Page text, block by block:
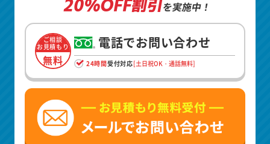
20%OFF割引を実施中！
ご相談
お見積もり
無料
電話でお問い合わせ
24時間受付対応[土日祝OK・通話無料]